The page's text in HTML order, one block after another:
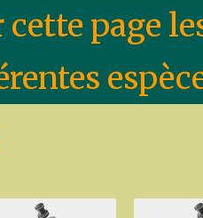
cette page